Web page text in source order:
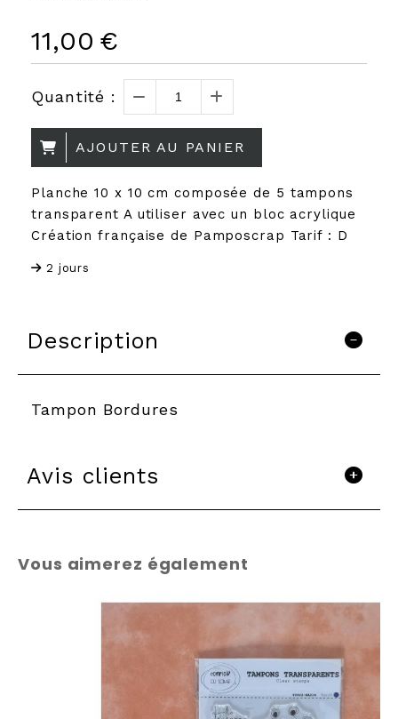
11,00 €
Quantité :
AJOUTER AU PANIER
Planche 10 x 10 cm composée de 5 tampons
transparent A utiliser avec un bloc acrylique
Création française de Pamposcrap Tarif : D
2 jours
Description
Tampon Bordures
Avis clients
Vous aimerez également